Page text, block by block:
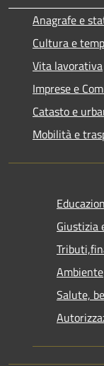
Anagrafe e
Cultura e
Vita lavorativa
Imprese e
Catasto e
Mobilità e
Giustizia
Ambiente
Salute,